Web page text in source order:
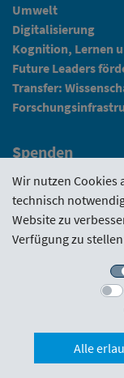
Umwelt
Digitalisierung
Kognition, Lernen
Future Leaders
Transfer:
Spenden
Fundraising
News
Intranet
Förderrichtlinie
Wir nutzen Cookies
technisch
Website zu
Verfügung zu
Alle